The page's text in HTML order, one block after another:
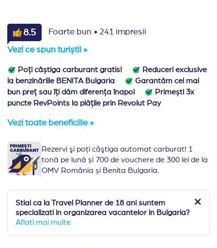
8.5 Foarte bun · 241 impresii
Vezi ce spun turiștii »
Poți câștiga carburant gratis!
Reduceri exclusive
la benzinăriile BENITA Bulgaria
Garantăm cel mai
bun preț sau îți dăm diferența înapoi
Primești 3x
puncte RevPoints la plățile prin Revolut Pay
Vezi toate beneficiile »
Rezervi şi poţi câştiga automat carburat! 1
tonă pe lună și 700 de vouchere de 300 lei de la
OMV România și Benita Bulgaria.
Stiai ca la Travel Planner de 18 ani suntem
specializati in organizarea vacantelor in Bulgaria?
Aflati mai multe